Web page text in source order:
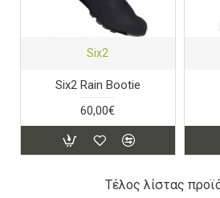
Six2
Six2 Rain Bootie
60,00€
Τέλος λίστας